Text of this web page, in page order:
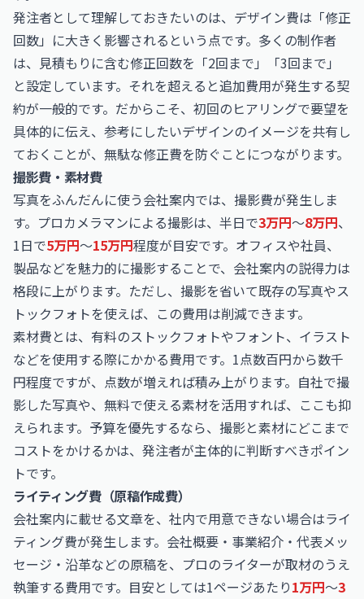
発注者として理解しておきたいのは、デザイン費は「修正
回数」に大きく影響されるという点です。多くの制作者
は、見積もりに含む修正回数を「2回まで」「3回まで」
と設定しています。それを超えると追加費用が発生する契
約が一般的です。だからこそ、初回のヒアリングで要望を
具体的に伝え、参考にしたいデザインのイメージを共有し
ておくことが、無駄な修正費を防ぐことにつながります。
撮影費・素材費
写真をふんだんに使う会社案内では、撮影費が発生しま
す。プロカメラマンによる撮影は、半日で3万円〜8万円、
1日で5万円〜15万円程度が目安です。オフィスや社員、
製品などを魅力的に撮影することで、会社案内の説得力は
格段に上がります。ただし、撮影を省いて既存の写真やス
トックフォトを使えば、この費用は削減できます。
素材費とは、有料のストックフォトやフォント、イラスト
などを使用する際にかかる費用です。1点数百円から数千
円程度ですが、点数が増えれば積み上がります。自社で撮
影した写真や、無料で使える素材を活用すれば、ここも抑
えられます。予算を優先するなら、撮影と素材にどこまで
コストをかけるかは、発注者が主体的に判断すべきポイン
トです。
ライティング費（原稿作成費）
会社案内に載せる文章を、社内で用意できない場合はライ
ティング費が発生します。会社概要・事業紹介・代表メッ
セージ・沿革などの原稿を、プロのライターが取材のうえ
執筆する費用です。目安としては1ページあたり1万円〜3